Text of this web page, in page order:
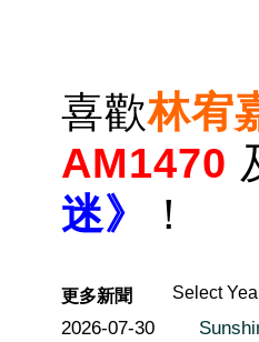
喜歡林宥
AM1470
迷》
！
Select
更多新聞
2026-07-30